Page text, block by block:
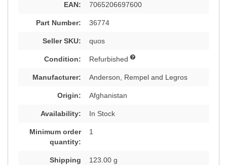
EAN: 7065206697600
Part Number: 36774
Seller SKU: quos
Condition: Refurbished
Manufacturer: Anderson, Rempel and Legros
Origin: Afghanistan
Availability: In Stock
Minimum order
quantity:
1
Shipping
123.00 g